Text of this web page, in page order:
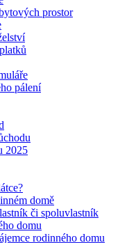
prostor
pálení
2025
domě
či spoluvlastník
domu
rodinného domu